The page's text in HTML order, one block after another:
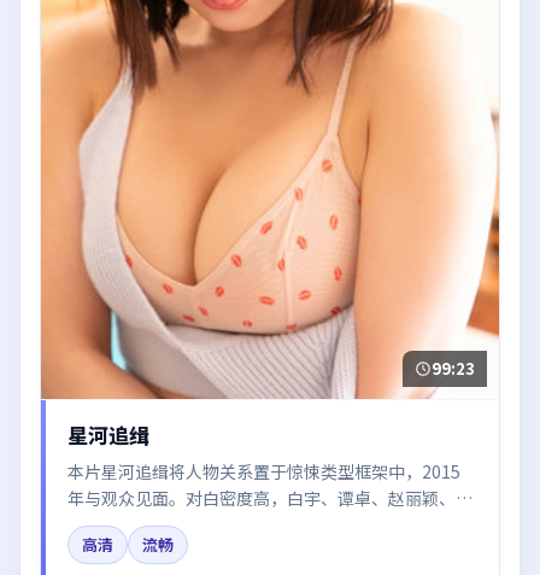
99:23
星河追缉
本片星河追缉将人物关系置于惊悚类型框架中，2015
年与观众见面。对白密度高，白宇、谭卓、赵丽颖、河
正宇的台词节奏值得关注；整体气质偏日本都市与冷色
调摄影。
高清
流畅